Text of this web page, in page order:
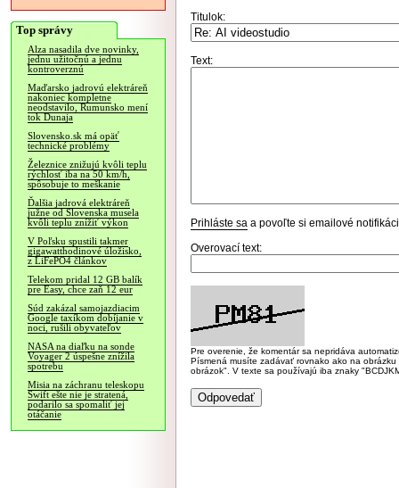
Top správy
Alza nasadila dve novinky,
jednu užitočnú a jednu
kontroverznú
Maďarsko jadrovú elektráreň
nakoniec kompletne
neodstavilo, Rumunsko mení
tok Dunaja
Slovensko.sk má opäť
technické problémy
Železnice znižujú kvôli teplu
rýchlosť iba na 50 km/h,
spôsobuje to meškanie
Ďalšia jadrová elektráreň
južne od Slovenska musela
kvôli teplu znížiť výkon
V Poľsku spustili takmer
gigawatthodinové úložisko,
z LiFePO4 článkov
Telekom pridal 12 GB balík
pre Easy, chce zaň 12 eur
Súd zakázal samojazdiacim
Google taxíkom dobíjanie v
noci, rušili obyvateľov
NASA na diaľku na sonde
Voyager 2 úspešne znížila
spotrebu
Misia na záchranu teleskopu
Swift ešte nie je stratená,
podarilo sa spomaliť jej
otáčanie
Titulok:
Text:
Prihláste sa a povoľte si emailové
Overovací text:
Pre overenie, že komentár sa nepridáva
Písmená musíte zadávať rovnako ako na
obrázok". V texte sa používajú iba znaky